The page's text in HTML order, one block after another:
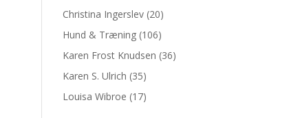
Christina Ingerslev (20)
Hund & Træning (106)
Karen Frost Knudsen (36)
Karen S. Ulrich (35)
Louisa Wibroe (17)